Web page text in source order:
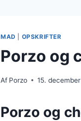
MAD OPSKRIFTER
Porzo og
Af Porzo 15.
Porzo og